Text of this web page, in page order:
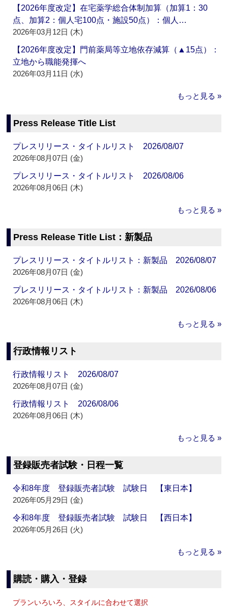
【2026年度改定】在宅薬学総合体制加算（加算1：30
点、加算2：個人宅100点・施設50点）：個人…
2026年03月12日 (木)
【2026年度改定】門前薬局等立地依存減算（▲15点）：
立地から職能発揮へ
2026年03月11日 (水)
もっと見る »
Press Release Title List
プレスリリース・タイトルリスト 2026/08/07
2026年08月07日 (金)
プレスリリース・タイトルリスト 2026/08/06
2026年08月06日 (木)
もっと見る »
Press Release Title List：新製品
プレスリリース・タイトルリスト：新製品 2026/08/07
2026年08月07日 (金)
プレスリリース・タイトルリスト：新製品 2026/08/06
2026年08月06日 (木)
もっと見る »
行政情報リスト
行政情報リスト 2026/08/07
2026年08月07日 (金)
行政情報リスト 2026/08/06
2026年08月06日 (木)
もっと見る »
登録販売者試験・日程一覧
令和8年度 登録販売者試験 試験日 【東日本】
2026年05月29日 (金)
令和8年度 登録販売者試験 試験日 【西日本】
2026年05月26日 (火)
もっと見る »
購読・購入・登録
プランいろいろ、スタイルに合わせて選択